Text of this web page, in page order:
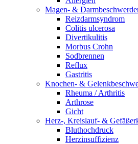
Magen- &
Reizdarmsyndrom
Colitis ulcerosa
Divertikulitis
Morbus Crohn
Sodbrennen
Reflux
Gastritis
Knochen- &
Rheuma / Arthritis
Arthrose
Gicht
Herz-, Kreislauf- &
Bluthochdruck
Herzinsuffizienz